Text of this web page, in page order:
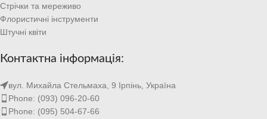
Стрічки та мереживо
Флористичні інструменти
Штучні квіти
Контактна інформація:
вул. Михайла Стельмаха, 9 Ірпінь, Україна
Phone: (093) 096-20-60
Phone: (095) 504-67-66